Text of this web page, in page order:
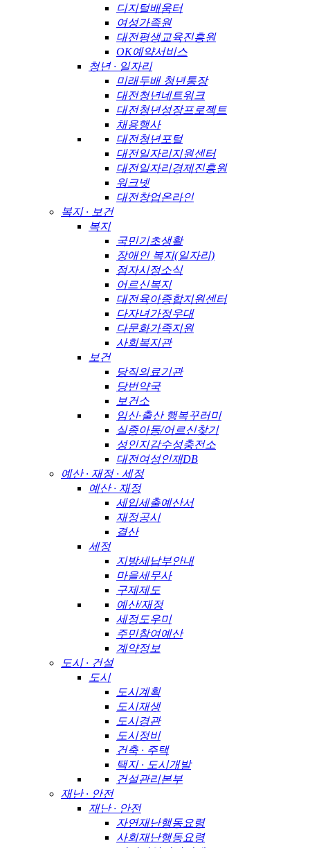
디지털배움터
여성가족원
대전평생교육진흥원
OK예약서비스
청년 · 일자리
미래두배 청년통장
대전청년네트워크
대전청년성장프로젝트
채용행사
대전청년포털
대전일자리지원센터
대전일자리경제진흥원
워크넷
대전창업온라인
복지 · 보건
복지
국민기초생활
장애인 복지(일자리)
점자시정소식
어르신복지
대전육아종합지원센터
다자녀가정우대
다문화가족지원
사회복지관
보건
당직의료기관
당번약국
보건소
임신·출산 행복꾸러미
실종아동/어르신찾기
성인지감수성충전소
대전여성인재DB
예산 · 재정 · 세정
예산 · 재정
세입세출예산서
재정공시
결산
세정
지방세납부안내
마을세무사
구제제도
예산/재정
세정도우미
주민참여예산
계약정보
도시 · 건설
도시
도시계획
도시재생
도시경관
도시정비
건축 · 주택
택지 · 도시개발
건설관리본부
재난 · 안전
재난 · 안전
자연재난행동요령
사회재난행동요령